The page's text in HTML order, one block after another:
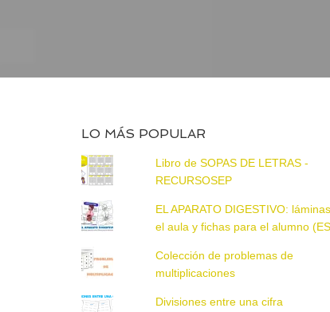
LO MÁS POPULAR
Libro de SOPAS DE LETRAS -
RECURSOSEP
EL APARATO DIGESTIVO:
el aula y fichas para el alumno
Colección de problemas de
multiplicaciones
Divisiones entre una cifra